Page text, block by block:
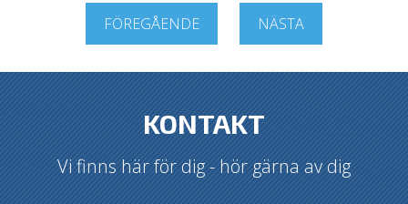
FÖREGÅENDE NÄSTA
KONTAKT
Vi finns här för dig - hör gärna av dig